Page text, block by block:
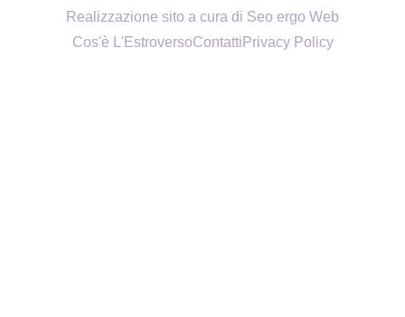
Realizzazione sito a cura di Seo ergo Web
Cos'è L'EstroversoContatti Privacy Policy